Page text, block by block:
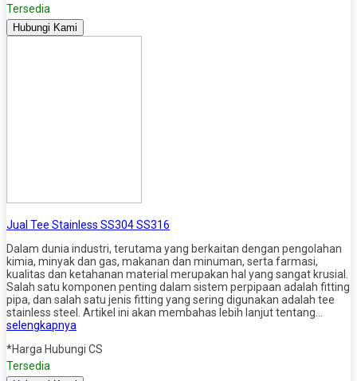
Tersedia
Hubungi Kami
Jual Tee Stainless SS304 SS316
Dalam dunia industri, terutama yang berkaitan dengan pengolahan
kimia, minyak dan gas, makanan dan minuman, serta farmasi,
kualitas dan ketahanan material merupakan hal yang sangat krusial.
Salah satu komponen penting dalam sistem perpipaan adalah fitting
pipa, dan salah satu jenis fitting yang sering digunakan adalah tee
stainless steel. Artikel ini akan membahas lebih lanjut tentang…
selengkapnya
*Harga Hubungi CS
Tersedia